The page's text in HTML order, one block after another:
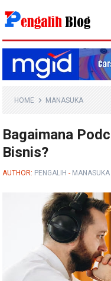
Pengalih Blog
HOME MANASUKA
Bagaimana
Bisnis?
AUTHOR: PENGALIH - MANASUKA